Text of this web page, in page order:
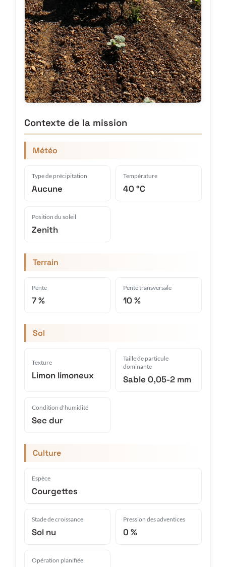
Contexte de la mission
Météo
Type de précipitation
Aucune
Température
40 °C
Position du soleil
Zenith
Terrain
Pente
7 %
Pente transversale
10 %
Sol
Texture
Limon limoneux
Taille de particule
dominante
Sable 0,05-2 mm
Condition d'humidité
Sec dur
Culture
Espèce
Courgettes
Stade de croissance
Sol nu
Pression des adventices
0 %
Opération planifiée